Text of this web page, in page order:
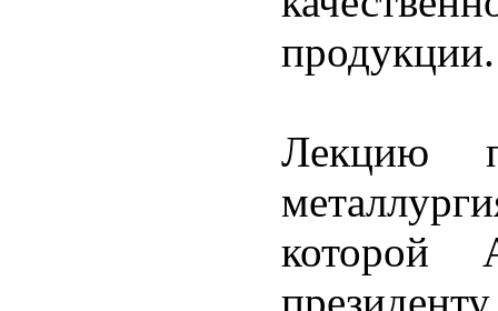
продукции.
Лекцию
которой